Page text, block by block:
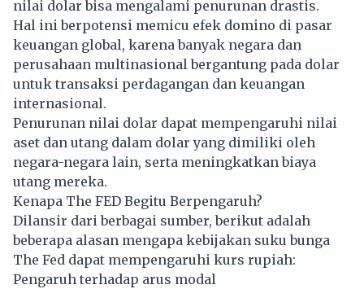
nilai dolar bisa mengalami penurunan drastis.
Hal ini berpotensi memicu efek domino di pasar
keuangan global, karena banyak negara dan
perusahaan multinasional bergantung pada dolar
untuk transaksi perdagangan dan keuangan
internasional.
Penurunan nilai dolar dapat mempengaruhi nilai
aset dan utang dalam dolar yang dimiliki oleh
negara-negara lain, serta meningkatkan biaya
utang mereka.
Kenapa The FED Begitu Berpengaruh?
Dilansir dari berbagai sumber, berikut adalah
beberapa alasan mengapa kebijakan suku bunga
The Fed dapat mempengaruhi kurs rupiah:
Pengaruh terhadap arus modal